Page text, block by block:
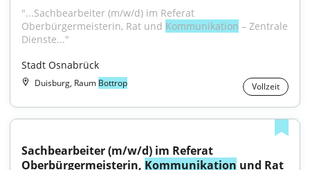
"...Sachbearbeiter (m/w/d) im Referat
Oberbürgermeisterin, Rat und Kommunikation – Zentrale
Dienste..."
Stadt Osnabrück
Duisburg, Raum Bottrop Vollzeit
Sachbearbeiter (m/w/d) im Referat
Oberbürgermeisterin, Kommunikation und Rat